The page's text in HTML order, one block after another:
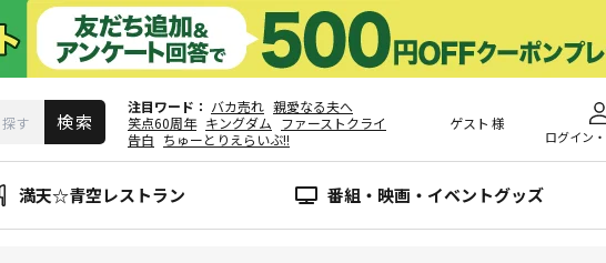
注目ワード バカ売れ 親愛なる夫へ
笑点60周年 キングダム ファーストクライ
告白 ちゅーとりえらいぶ!!
ゲスト 様
ログイン
満天☆青空レストラン 番組・映画・イベントグッズ